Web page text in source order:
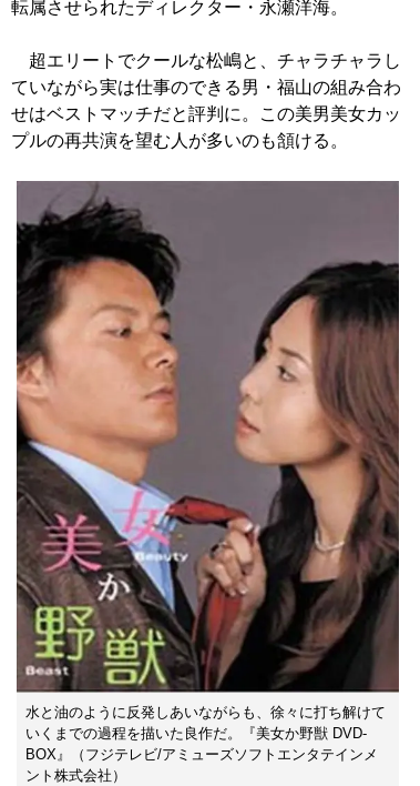
転属させられたディレクター・永瀬洋海。
超エリートでクールな松嶋と、チャラチャラし
ていながら実は仕事のできる男・福山の組み合わ
せはベストマッチだと評判に。この美男美女カッ
プルの再共演を望む人が多いのも頷ける。
水と油のように反発しあいながらも、徐々に打ち解けて
いくまでの過程を描いた良作だ。『美女か野獣 DVD-
BOX』（フジテレビ/アミューズソフトエンタテインメ
ント株式会社）